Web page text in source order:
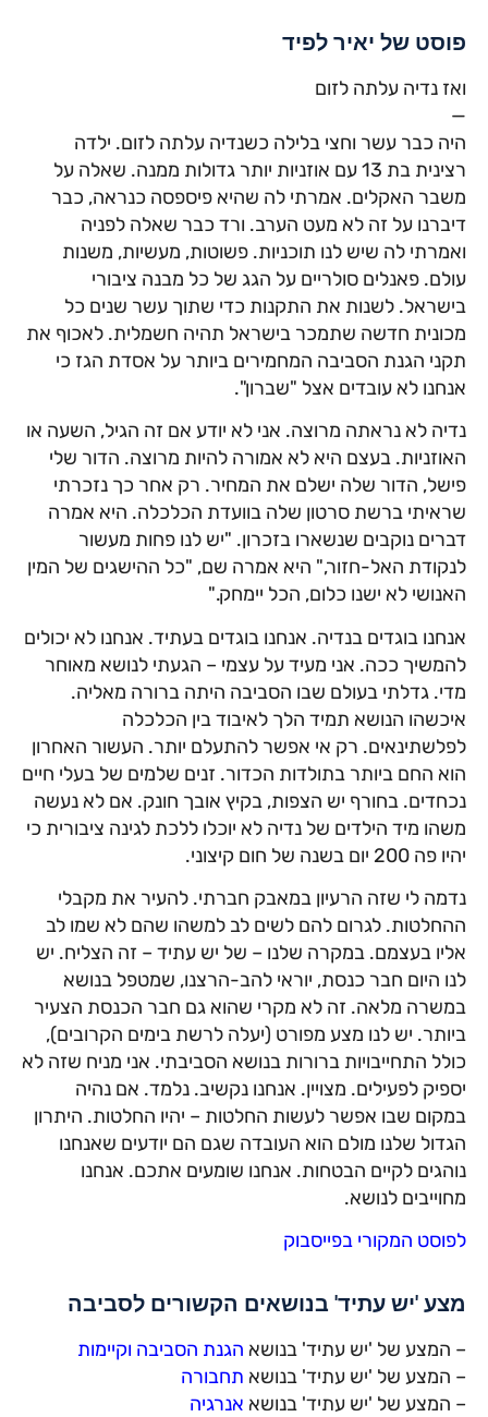
פוסט של יאיר לפיד
ואז נדיה עלתה לזום
—
היה כבר עשר וחצי בלילה כשנדיה עלתה לזום. ילדה
רצינית בת 13 עם אוזניות יותר גדולות ממנה. שאלה על
משבר האקלים. אמרתי לה שהיא פיספסה כנראה, כבר
דיברנו על זה לא מעט הערב. ורד כבר שאלה לפניה
ואמרתי לה שיש לנו תוכניות. פשוטות, מעשיות, משנות
עולם. פאנלים סולריים על הגג של כל מבנה ציבורי
בישראל. לשנות את התקנות כדי שתוך עשר שנים כל
מכונית חדשה שתמכר בישראל תהיה חשמלית. לאכוף את
תקני הגנת הסביבה המחמירים ביותר על אסדת הגז כי
אנחנו לא עובדים אצל "שברון".
נדיה לא נראתה מרוצה. אני לא יודע אם זה הגיל, השעה או
האוזניות. בעצם היא לא אמורה להיות מרוצה. הדור שלי
פישל, הדור שלה ישלם את המחיר. רק אחר כך נזכרתי
שראיתי ברשת סרטון שלה בוועדת הכלכלה. היא אמרה
דברים נוקבים שנשארו בזכרון. "יש לנו פחות מעשור
לנקודת האל-חזור," היא אמרה שם, "כל ההישגים של המין
האנושי לא ישנו כלום, הכל יימחק."
אנחנו בוגדים בנדיה. אנחנו בוגדים בעתיד. אנחנו לא יכולים
להמשיך ככה. אני מעיד על עצמי – הגעתי לנושא מאוחר
מדי. גדלתי בעולם שבו הסביבה היתה ברורה מאליה.
איכשהו הנושא תמיד הלך לאיבוד בין הכלכלה
לפלשתינאים. רק אי אפשר להתעלם יותר. העשור האחרון
הוא החם ביותר בתולדות הכדור. זנים שלמים של בעלי חיים
נכחדים. בחורף יש הצפות, בקיץ אובך חונק. אם לא נעשה
משהו מיד הילדים של נדיה לא יוכלו ללכת לגינה ציבורית כי
יהיו פה 200 יום בשנה של חום קיצוני.
נדמה לי שזה הרעיון במאבק חברתי. להעיר את מקבלי
ההחלטות. לגרום להם לשים לב למשהו שהם לא שמו לב
אליו בעצמם. במקרה שלנו – של יש עתיד – זה הצליח. יש
לנו היום חבר כנסת, יוראי להב-הרצנו, שמטפל בנושא
במשרה מלאה. זה לא מקרי שהוא גם חבר הכנסת הצעיר
ביותר. יש לנו מצע מפורט (יעלה לרשת בימים הקרובים),
כולל התחייבויות ברורות בנושא הסביבתי. אני מניח שזה לא
יספיק לפעילים. מצויין. אנחנו נקשיב. נלמד. אם נהיה
במקום שבו אפשר לעשות החלטות – יהיו החלטות. היתרון
הגדול שלנו מולם הוא העובדה שגם הם יודעים שאנחנו
נוהגים לקיים הבטחות. אנחנו שומעים אתכם. אנחנו
מחוייבים לנושא.
לפוסט המקורי בפייסבוק
מצע 'יש עתיד' בנושאים הקשורים לסביבה
– המצע של 'יש עתיד' בנושא הגנת הסביבה וקיימות
– המצע של 'יש עתיד' בנושא תחבורה
– המצע של 'יש עתיד' בנושא אנרגיה